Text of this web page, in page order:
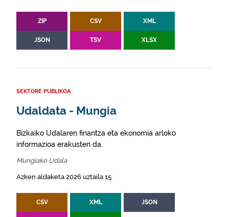
ZIP CSV XML
JSON TSV XLSX
SEKTORE PUBLIKOA
Udaldata - Mungia
Bizkaiko Udalaren finantza eta ekonomia arloko
informazioa erakusten da.
Mungiako Udala
Azken aldaketa 2026 uztaila 15
CSV XML JSON